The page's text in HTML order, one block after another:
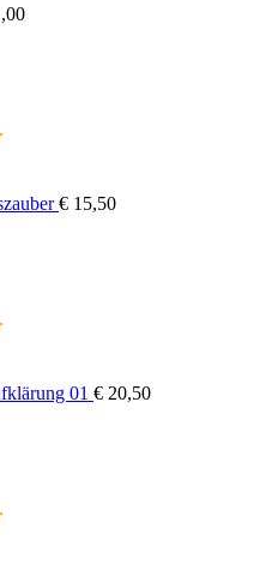
€ 15,50
01 € 20,50